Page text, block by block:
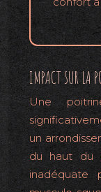
IMPACT SUR LA
Une
un
du haut du
inadéquate